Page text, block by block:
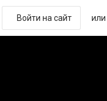
Войти на сайт или